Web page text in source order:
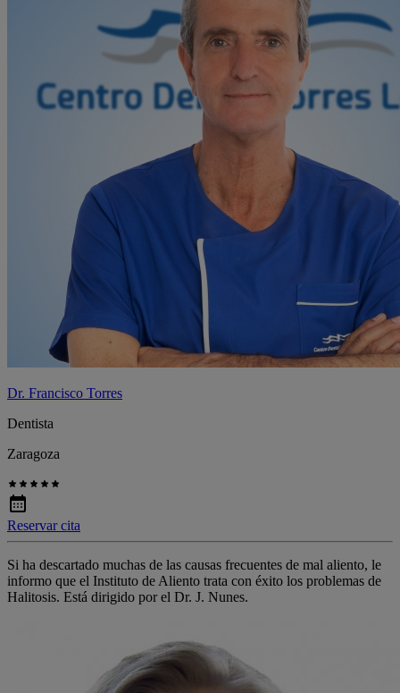
Dr. Francisco Torres
Dentista
Zaragoza
Reservar cita
Si ha descartado muchas de las causas frecuentes de mal aliento, le
informo que el Instituto de Aliento trata con éxito los problemas de
Halitosis. Está dirigido por el Dr. J. Nunes.